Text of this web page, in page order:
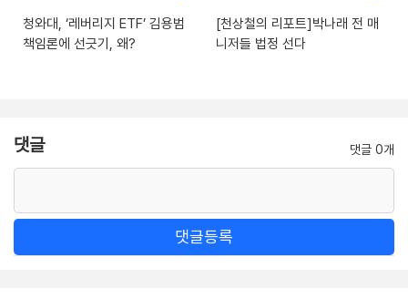
청와대, ‘레버리지 ETF’ 김용범
책임론에 선긋기, 왜?
[천상철의 리포트]박나래 전 매
니저들 법정 선다
댓글 댓글 0개
댓글등록